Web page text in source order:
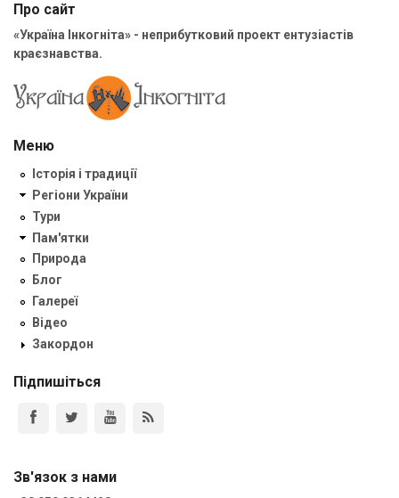
Про сайт
«Україна Інкогніта» - неприбутковий проект ентузіастів
краєзнавства.
Меню
Історія і традиції
Регіони України
Тури
Пам'ятки
Природа
Блог
Галереї
Відео
Закордон
Підпишіться
Зв'язок з нами